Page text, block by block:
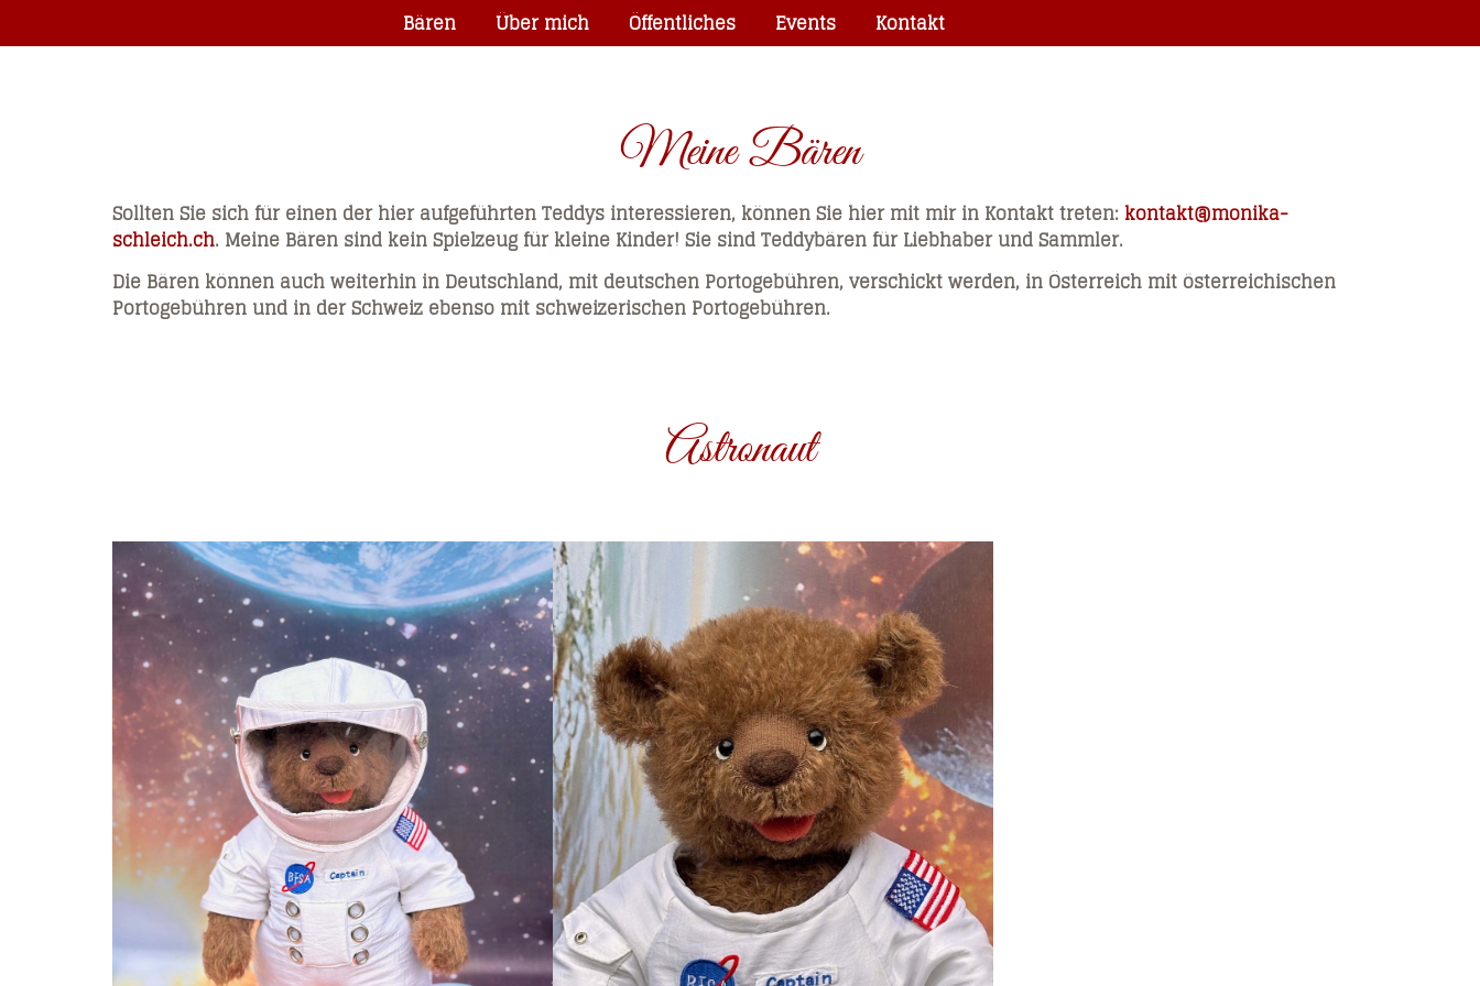
Bären Über mich Öffentliches Events Kontakt
Meine Bären
Sollten Sie sich für einen der hier aufgeführten Teddys interessieren, können Sie hier mit mir in Kontakt treten: kontakt@monika-
schleich.ch. Meine Bären sind kein Spielzeug für kleine Kinder! Sie sind Teddybären für Liebhaber und Sammler.
Die Bären können auch weiterhin in Deutschland, mit deutschen Portogebühren, verschickt werden, in Österreich mit österreichischen
Portogebühren und in der Schweiz ebenso mit schweizerischen Portogebühren.
Astronaut